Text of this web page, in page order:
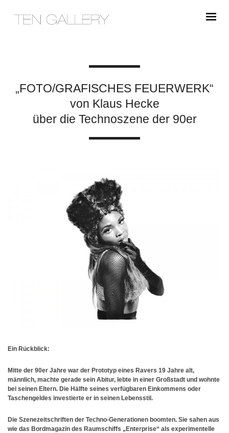
„FOTO/GRAFISCHES FEUERWERK“
von Klaus Hecke
über die Technoszene der 90er
Ein Rückblick:
Mitte der 90er Jahre war der Prototyp eines Ravers 19 Jahre alt,
männlich, machte gerade sein Abitur, lebte in einer Großstadt und wohnte
bei seinen Eltern. Die Hälfte seines verfügbaren Einkommens oder
Taschengeldes investierte er in seinen Lebensstil.
Die Szenezeitschriften der Techno-Generationen boomten. Sie sahen aus
wie das Bordmagazin des Raumschiffs „Enterprise“ als experimentelle